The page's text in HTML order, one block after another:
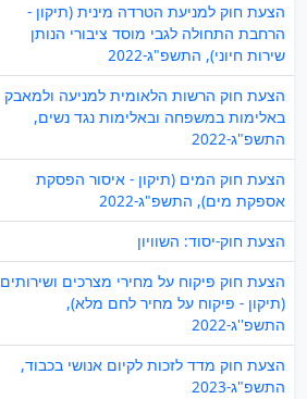
הצעת חוק למניעת הטרדה מינית (תיקון -
הרחבת התחולה לגבי מוסד ציבורי הנותן
שירות חיוני), התשפ"ג-2022
הצעת חוק הרשות הלאומית למניעה ולמאבק
באלימות במשפחה ובאלימות נגד נשים,
התשפ"ג-2022
הצעת חוק המים (תיקון - איסור הפסקת
אספקת מים), התשפ"ג-2022
הצעת חוק-יסוד: השוויון
הצעת חוק פיקוח על מחירי מצרכים ושירותים
(תיקון - פיקוח על מחיר לחם מלא),
התשפ''ג-2022
הצעת חוק מדד לזכות לקיום אנושי בכבוד,
התשפ"ג-2023